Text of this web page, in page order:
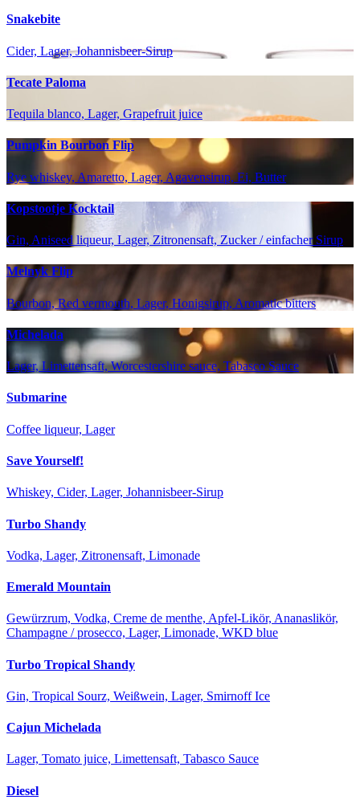
Snakebite
Cider, Lager, Johannisbeer-Sirup
Tecate Paloma
Tequila blanco, Lager, Grapefruit juice
Pumpkin Bourbon Flip
Rye whiskey, Amaretto, Lager, Agavensirup, Ei, Butter
Kopstootje Kocktail
Gin, Aniseed liqueur, Lager, Zitronensaft, Zucker / einfacher Sirup
Melnyk Flip
Bourbon, Red vermouth, Lager, Honigsirup, Aromatic bitters
Michelada
Lager, Limettensaft, Worcestershire sauce, Tabasco Sauce
Submarine
Coffee liqueur, Lager
Save Yourself!
Whiskey, Cider, Lager, Johannisbeer-Sirup
Turbo Shandy
Vodka, Lager, Zitronensaft, Limonade
Emerald Mountain
Gewürzrum, Vodka, Creme de menthe, Apfel-Likör, Ananaslikör,
Champagne / prosecco, Lager, Limonade, WKD blue
Turbo Tropical Shandy
Gin, Tropical Sourz, Weißwein, Lager, Smirnoff Ice
Cajun Michelada
Lager, Tomato juice, Limettensaft, Tabasco Sauce
Diesel